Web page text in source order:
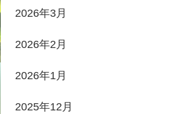
2026年3月
2026年2月
2026年1月
2025年12月